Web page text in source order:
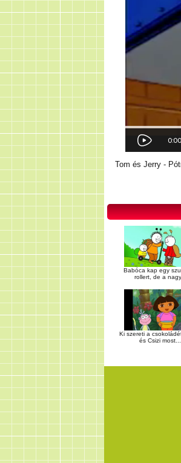
Tom és Jerry -
Babóca kap egy
rollert, de a
Ki szereti a
és Csizi most...